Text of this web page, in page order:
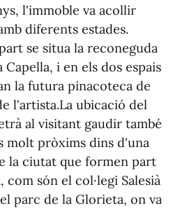
l'immoble va acollir
diferents estades.
se situa la reconeguda
Capella, i en els dos espais
la futura pinacoteca de
l'artista.La ubicació del
al visitant gaudir també
molt pròxims dins d'una
la ciutat que formen part
són el col·legi Salesià
parc de la Glorieta, on va